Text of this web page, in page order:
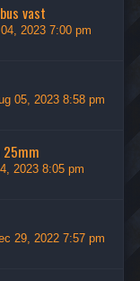
vast
2023 7:00 pm
05, 2023 8:58 pm
2023 8:05 pm
29, 2022 7:57 pm